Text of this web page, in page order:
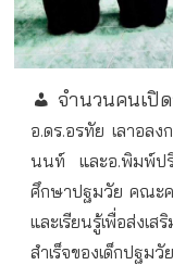
จำนวนคนเปิ
อ.ดร.อรทัย เลาอลง
นนท์
และอ.พิมพ์ป
ศึกษาปฐมวัย คณะ
และเรียนรู้เพื่อส่งเ
สำเร็จของเด็กปฐมวัย